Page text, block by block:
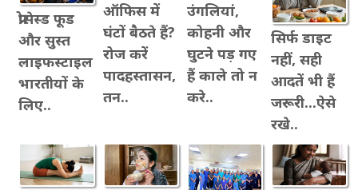
प्रोसेस्ड फूड
और सुस्त
लाइफस्टाइल
भारतीयों के
लिए..
ऑफिस में
घंटों बैठते हैं?
रोज करें
पादहस्तासन,
तन..
उंगलियां,
कोहनी और
घुटने पड़ गए
हैं काले तो न
करे..
सिर्फ डाइट
नहीं, सही
आदतें भी हैं
जरूरी...ऐसे
रखे..